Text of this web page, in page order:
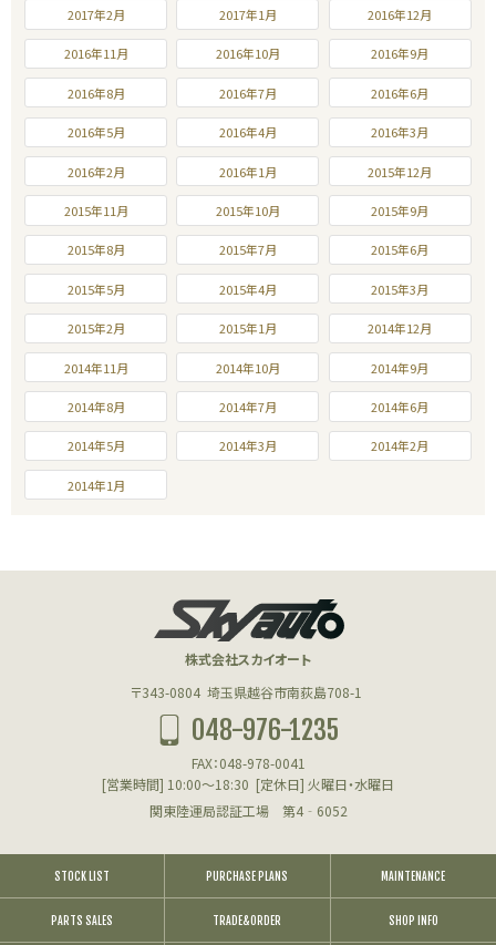
2017年2月 2017年1月 2016年12月
2016年11月 2016年10月 2016年9月
2016年8月 2016年7月 2016年6月
2016年5月 2016年4月 2016年3月
2016年2月 2016年1月 2015年12月
2015年11月 2015年10月 2015年9月
2015年8月 2015年7月 2015年6月
2015年5月 2015年4月 2015年3月
2015年2月 2015年1月 2014年12月
2014年11月 2014年10月 2014年9月
2014年8月 2014年7月 2014年6月
2014年5月 2014年3月 2014年2月
2014年1月
株式会社スカイオート
〒343-0804 埼玉県越谷市南荻島708-1
048-976-1235
FAX：048-978-0041
[営業時間] 10:00～18:30 [定休日] 火曜日・水曜日
関東陸運局認証工場 第4‐6052
STOCK LIST PURCHASE PLANS MAINTENANCE
PARTS SALES TRADE&ORDER SHOP INFO